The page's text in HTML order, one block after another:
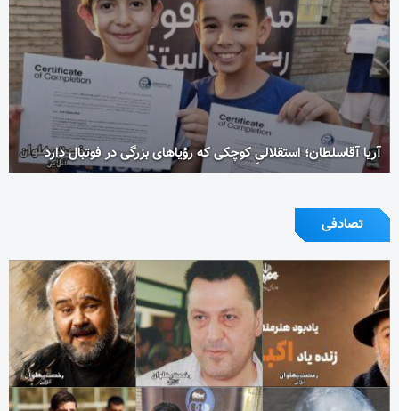
آریا آقاسلطان؛ استقلالیِ کوچکی که رؤیاهای بزرگی در فوتبال دارد
تصادفی